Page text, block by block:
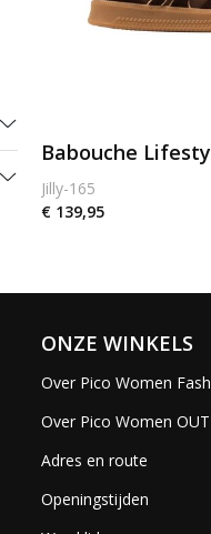
Babouche
Jilly-165
€ 139,95
ONZE WINKELS
Over Pico Women
Over Pico Women
Adres en route
Openingstijden